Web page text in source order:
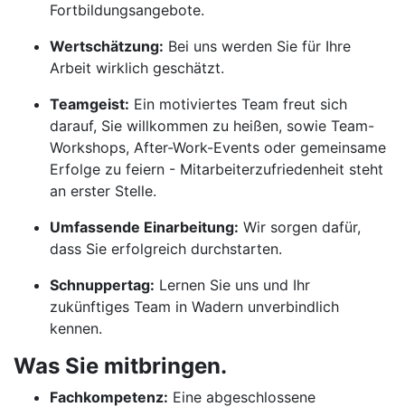
Fortbildungsangebote.
Wertschätzung: Bei uns werden Sie für Ihre
Arbeit wirklich geschätzt.
Teamgeist: Ein motiviertes Team freut sich
darauf, Sie willkommen zu heißen, sowie Team-
Workshops, After-Work-Events oder gemeinsame
Erfolge zu feiern - Mitarbeiterzufriedenheit steht
an erster Stelle.
Umfassende Einarbeitung: Wir sorgen dafür,
dass Sie erfolgreich durchstarten.
Schnuppertag: Lernen Sie uns und Ihr
zukünftiges Team in Wadern unverbindlich
kennen.
Was Sie mitbringen.
Fachkompetenz: Eine abgeschlossene